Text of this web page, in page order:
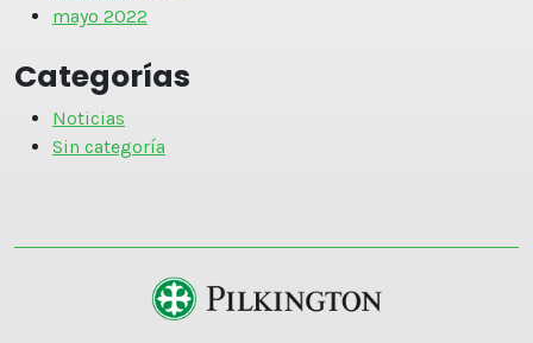
mayo 2022
Categorías
Noticias
Sin categoría